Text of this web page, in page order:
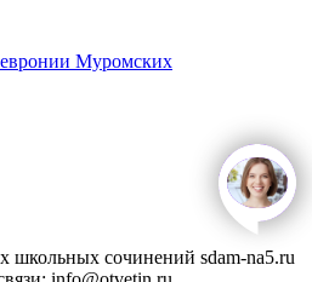
Муромских
школьных сочинений sdam-na5.ru
open